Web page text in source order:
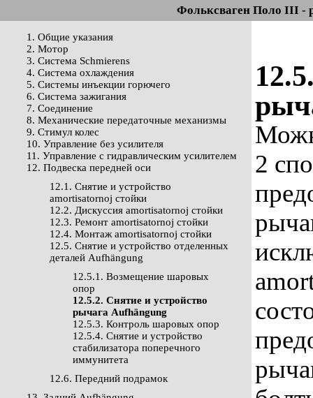
Фольксваген Поло III -
1. Общие указания
2. Мотор
3. Система Schmierens
4. Система охлаждения
5. Системы инъекции горючего
6. Система зажигания
7. Соединение
8. Механические передаточные механизмы
9. Стимул колес
10. Управление без усилителя
11. Управление с гидравлическим усилителем
12. Подвеска передней оси
12.1. Снятие и устройство
amortisatornoj стойки
12.2. Дискуссия amortisatornoj стойки
12.3. Ремонт amortisatornoj стойки
12.4. Монтаж amortisatornoj стойки
12.5. Снятие и устройство отделенных
деталей Aufhängung
12.5.1. Возмещение шаровых
опор
12.5.2. Снятие и устройство
рычага Aufhängung
12.5.3. Контроль шаровых опор
12.5.4. Снятие и устройство
стабилизатора поперечного
иммунитета
12.6. Передний подрамок
2